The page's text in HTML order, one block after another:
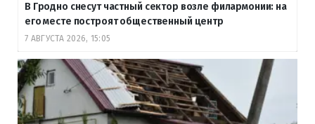
В Гродно снесут частный сектор возле филармонии: на
его месте построят общественный центр
7 АВГУСТА 2026, 15:05